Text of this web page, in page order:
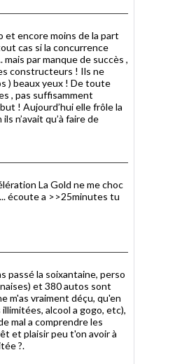
et encore moins de la part
cas si la concurrence
mais par manque de succès ,
constructeurs ! Ils ne
) beaux yeux ! De toute
, pas suffisamment
! Aujourd’hui elle frôle la
n’avait qu’à faire de
La Gold ne me choc
écoute a >>25minutes tu
passé la soixantaine, perso
et 380 autos sont
m'as vraiment déçu, qu'en
alcool a gogo, etc),
mal a comprendre les
et plaisir peu t'on avoir à
?.